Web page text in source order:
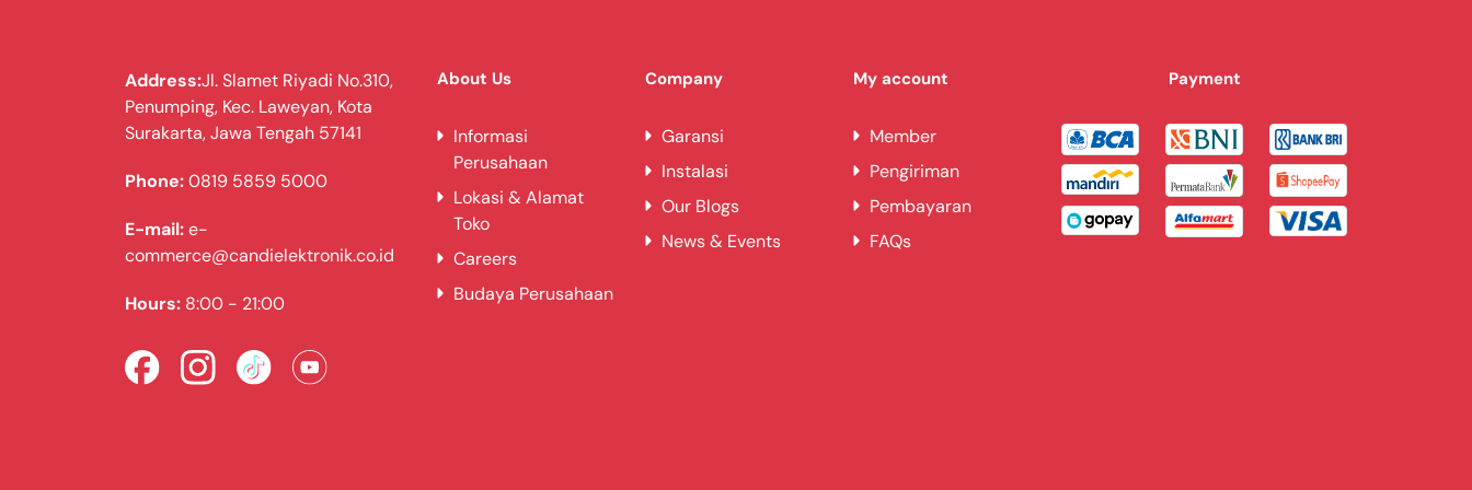
Lebar Produk dari penutup belakang ke pintu (L' mm)
645
Lebar Produk dengan pintu terbuka 90˚ (L'' mm)
MATERIAL & TAMPILAN LUAR
Essence White (Glossy)
Tipe Pintu
Cover Tempered Glass Berwarna Hitam
Address:Jl. Slamet Riyadi No.310,
Penumping, Kec. Laweyan, Kota
Surakarta, Jawa Tengah 57141
Phone:0819 5859 5000
E-mail:e-
commerce@candielektronik.co.id
Hours: 8:00 - 21:00
About Us
Informasi
Perusahaan
Lokasi & Alamat
Toko
Careers
Budaya Perusahaan
Company
Garansi
Instalasi
Our Blogs
News & Events
My account
Member
Pengiriman
Pembayaran
FAQs
Payment